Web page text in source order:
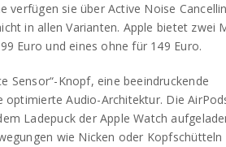
sie über Active Noise
in allen Varianten. Apple bietet zwei
Euro und eines ohne für 149 Euro.
Sensor“-Knopf, eine beeindruckende
Audio-Architektur. Die
Ladepuck der Apple Watch
wie Nicken oder Kopfschütteln